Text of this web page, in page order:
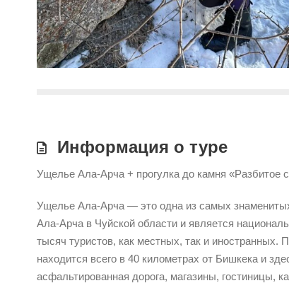
Информация о туре
Ущелье Ала-Арча + прогулка до камня «Разбитое
Ущелье Ала-Арча — это одна из самых
Ала-Арча в Чуйской области и является
тысяч туристов, как местных, так и
находится всего в 40 километрах от Бишкека и
асфальтированная дорога, магазины, гостиницы,